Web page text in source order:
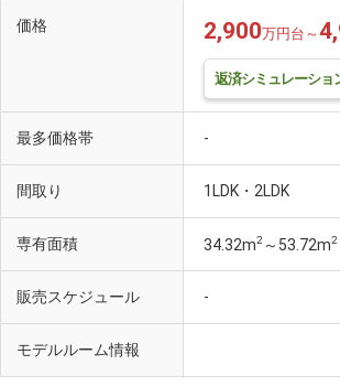
価格 2,900万円台～
返済シミュレーショ
最多価格帯 -
間取り 1LDK・2LDK
専有面積 34.32m2 ～53.72m2
販売スケジュール -
モデルルーム情報